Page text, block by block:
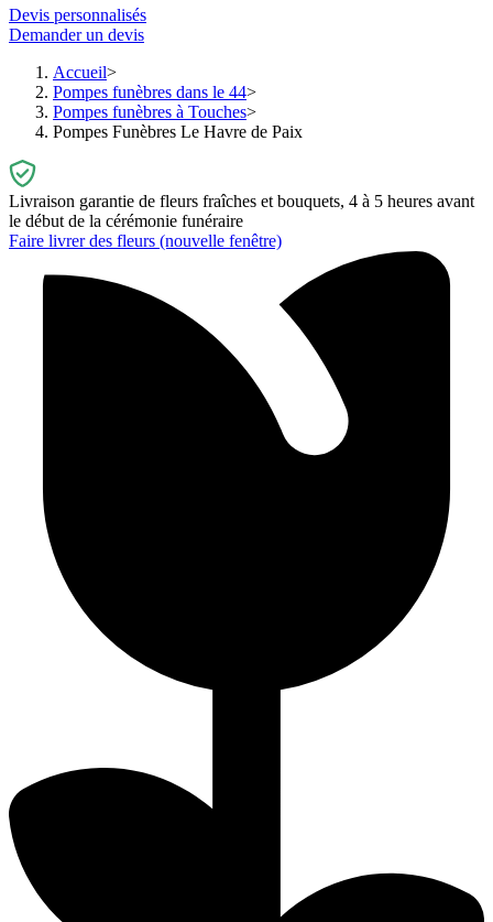
Devis personnalisés
Demander un devis
Accueil
Pompes funèbres dans le 44
Pompes funèbres à Touches
Pompes Funèbres Le Havre de Paix
Livraison garantie de fleurs fraîches et bouquets, 4 à 5 heures avant
le début de la cérémonie funéraire
Faire livrer des fleurs (nouvelle fenêtre)